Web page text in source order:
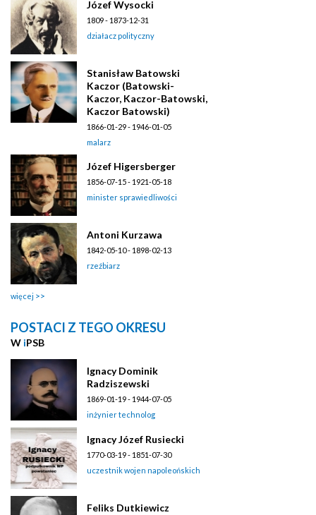
Józef Wysocki
1809 - 1873-12-31
działacz polityczny
Stanisław Batowski
Kaczor (Batowski-
Kaczor, Kaczor-Batowski,
Kaczor Batowski)
1866-01-29 - 1946-01-05
malarz
Józef Higersberger
1856-07-15 - 1921-05-18
minister sprawiedliwości
Antoni Kurzawa
1842-05-10 - 1898-02-13
rzeźbiarz
więcej
POSTACI Z TEGO OKRESU
W iPSB
Ignacy Dominik
Radziszewski
1869-01-19 - 1944-07-05
inżynier technolog
Ignacy Józef Rusiecki
1770-03-19 - 1851-07-30
uczestnik wojen napoleońskich
Feliks Dutkiewicz